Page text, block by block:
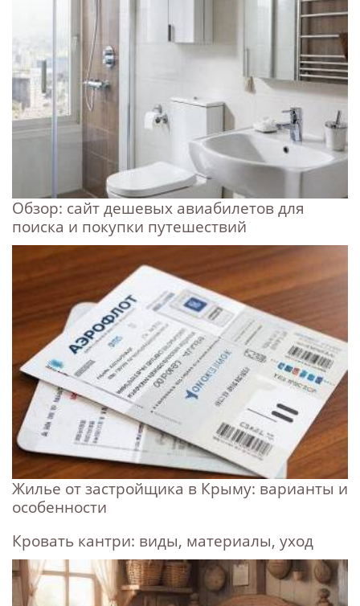
Обзор: сайт дешевых авиабилетов для
поиска и покупки путешествий
Жилье от застройщика в Крыму: варианты и
особенности
Кровать кантри: виды, материалы, уход